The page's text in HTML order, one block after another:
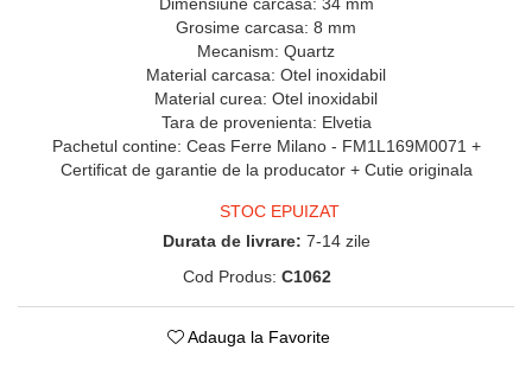
Grosime carcasa: 8 mm
Mecanism: Quartz
Material carcasa: Otel inoxidabil
Material curea: Otel inoxidabil
Tara de provenienta: Elvetia
Pachetul contine: Ceas Ferre Milano - FM1L169M0071 +
Certificat de garantie de la producator + Cutie originala
STOC EPUIZAT
Durata de livrare: 7-14 zile
Cod Produs: C1062
Adauga la Favorite